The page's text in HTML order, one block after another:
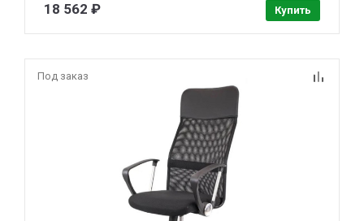
18 562 ₽ Купить
Под заказ